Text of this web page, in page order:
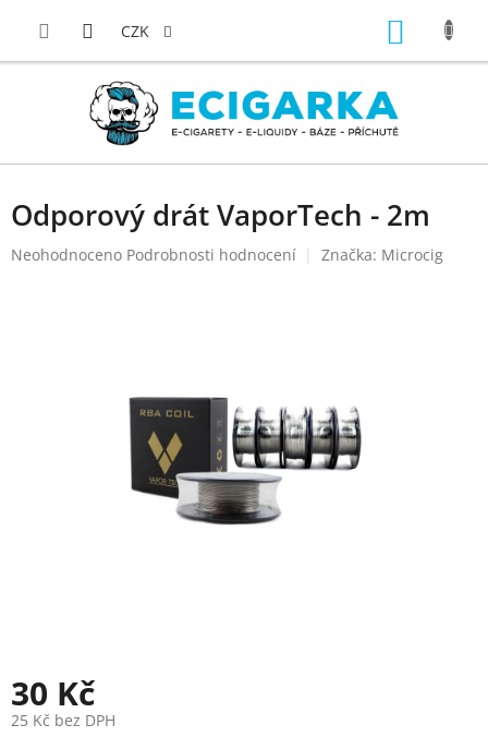
CZK
Odporový drát VaporTech - 2m
Průměrné
Neohodnoceno Podrobnosti hodnocení Značka: Microcig
30 Kč
25 Kč bez DPH